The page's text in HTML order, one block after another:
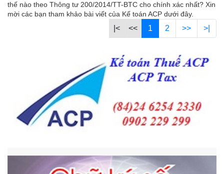
thế nào theo Thông tư 200/2014/TT-BTC cho chính xác nhất? Xin
mời các bạn tham khảo bài viết của Kế toán ACP dưới đây.
|< << 1 2 >> >|